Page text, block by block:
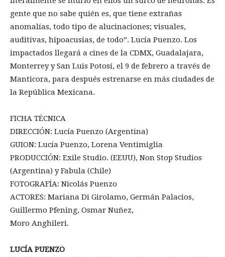
gente que no sabe quién es, que tiene extrañas
anomalías, todo tipo de alucinaciones; visuales,
auditivas, hipoacusias, de todo”. Lucía Puenzo. Los
impactados llegará a cines de la CDMX, Guadalajara,
Monterrey y San Luis Potosí, el 9 de febrero a través de
Manticora, para después estrenarse en más ciudades de
la República Mexicana.
FICHA TÉCNICA
DIRECCIÓN: Lucía Puenzo (Argentina)
GUION: Lucía Puenzo, Lorena Ventimiglia
PRODUCCIÓN: Exile Studio. (EEUU), Non Stop Studios
(Argentina) y Fabula (Chile)
FOTOGRAFÍA: Nicolás Puenzo
ACTORES: Mariana Di Girolamo, Germán Palacios,
Guillermo Pfening, Osmar Nuñez,
Moro Anghileri.
LUCÍA PUENZO